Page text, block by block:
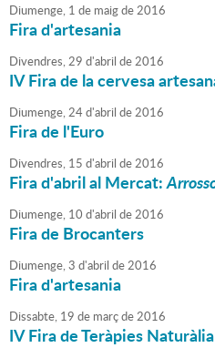
Diumenge, 1 de maigde2016
Fira d'artesania
Divendres,29 d'abril de2016
IV Fira de la cervesa
Diumenge,24d'abril de2016
Fira de l'Euro
Divendres, 15 d'abril de2016
Fira d'abril al Mercat:
Diumenge, 10 d'abril de2016
Fira de Brocanters
Diumenge,3 d'abril de2016
Fira d'artesania
Dissabte, 19 de marçde2016
IV Fira de Teràpies Naturàlia